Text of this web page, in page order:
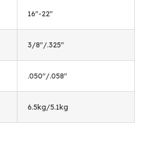
16"-22"
3/8"/.325"
.050"/.058"
6.5kg/5.1kg